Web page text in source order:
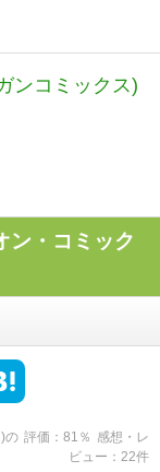
ンコミックス)
ン・コミック
の 評価 81 ％ 感想・レ
ビュー
22件